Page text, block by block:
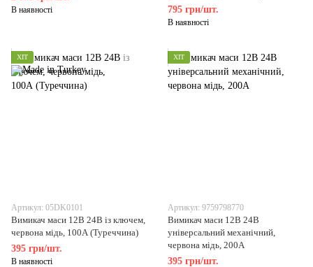
В наявності
7511.1307031
795 грн/шт.
В наявності
ХІТ
Артикул: 05DK0101
Вимикач маси 12В 24В із ключем,
червона мідь, 100А (Туреччина)
395 грн/шт.
В наявності
ХІТ
Артикул: 9759798770
Вимикач маси 12В 24В
універсальний механічний,
червона мідь, 200А
395 грн/шт.